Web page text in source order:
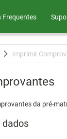
Frequentes
Imprimir
da pré-